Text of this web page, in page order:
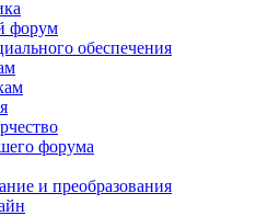
форум
обеспечения
форума
и преобразования